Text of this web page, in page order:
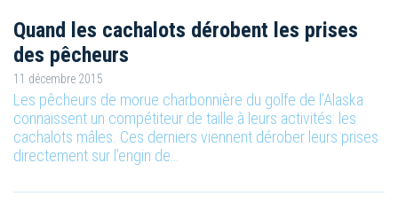
Quand les cachalots dérobent les prises
des pêcheurs
11 décembre 2015
Les pêcheurs de morue charbonnière du golfe de l’Alaska
connaissent un compétiteur de taille à leurs activités: les
cachalots mâles. Ces derniers viennent dérober leurs prises
directement sur l’engin de…